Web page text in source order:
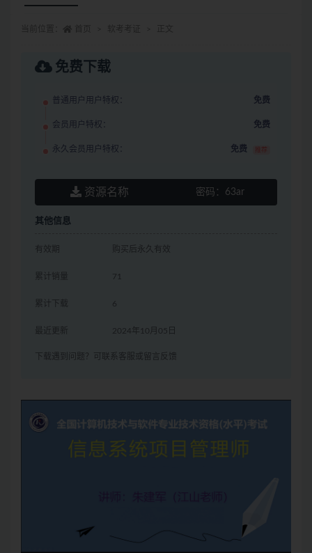
免费下载
普通用户用户特权： 免费
会员用户特权： 免费
永久会员用户特权： 免费 推荐
资源名称 密码： 63ar
其他信息
有效期 购买后永久有效
累计销量 71
累计下载 6
最近更新 2024年10月05日
下载遇到问题？可联系客服或留言反馈